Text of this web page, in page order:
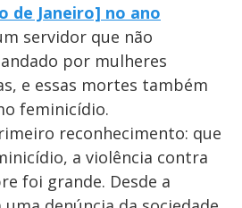
de Janeiro] no ano
servidor que não
por mulheres
e essas mortes também
feminicídio.
reconhecimento: que
a violência contra
foi grande. Desde a